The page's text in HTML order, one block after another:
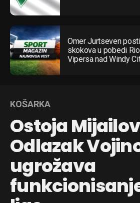
Omer Jurtseven
skokova u pobedi
Vipersa nad Windy
KOŠARKA
Ostoja
Odlazak
ugrožava